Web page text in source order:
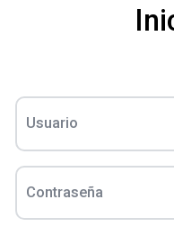
Usuario
Contraseña